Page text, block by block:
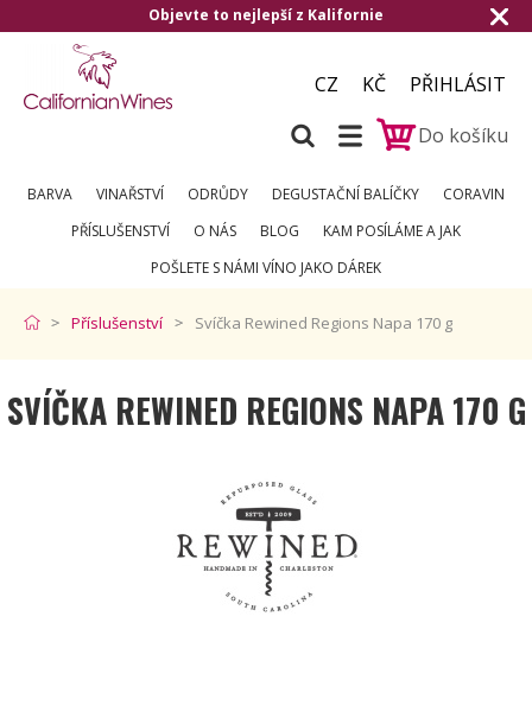
Objevte to nejlepší z Kalifornie
CZ KČ
PŘIHLÁSIT
Do košíku
BARVA VINAŘSTVÍ ODRŮDY DEGUSTAČNÍ BALÍČKY
CORAVIN
PŘÍSLUŠENSTVÍ
O NÁS BLOG
KAM POSÍLÁME A JAK
POŠLETE S NÁMI VÍNO JAKO DÁREK
Příslušenství Svíčka Rewined Regions Napa 170 g
SVÍČKA REWINED REGIONS NAPA 170 G